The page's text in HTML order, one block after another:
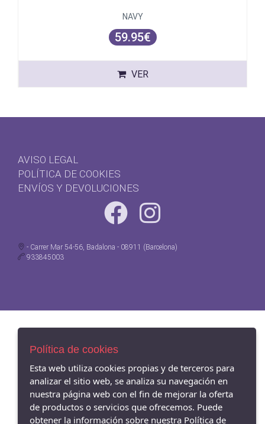
NAVY
59.95€
VER
AVISO LEGAL
POLÍTICA DE COOKIES
ENVÍOS Y DEVOLUCIONES
- Carrer Mar 54-56, Badalona - 08911 (Barcelona)
933845003
Política de cookies
Esta web utiliza cookies propias y de terceros para
analizar el sitio web, se analiza su navegación en
nuestra página web con el fin de mejorar la oferta
de productos o servicios que ofrecemos. Puede
obtener la información sobre nuestra Política de